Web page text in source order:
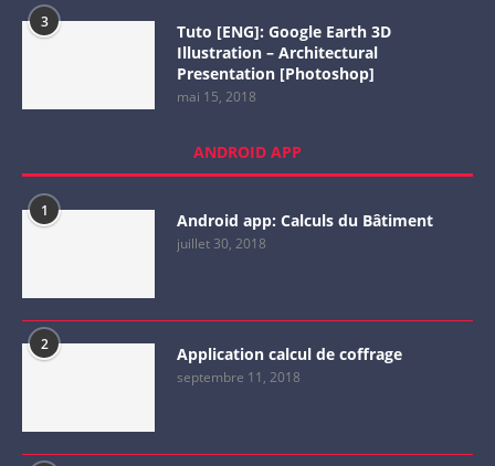
3
Tuto [ENG]: Google Earth 3D
Illustration – Architectural
Presentation [Photoshop]
mai 15, 2018
ANDROID APP
1 Android app: Calculs du Bâtiment
juillet 30, 2018
2 Application calcul de coffrage
septembre 11, 2018